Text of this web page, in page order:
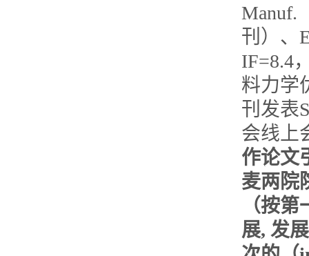
Manuf.
刊）、
IF=8.4
料力学
刊发表
会线上
作论文
麦两院
（按
展, 发